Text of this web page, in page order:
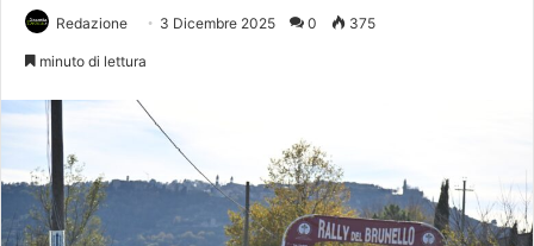
Redazione 3 Dicembre 2025 0 375
minuto di lettura